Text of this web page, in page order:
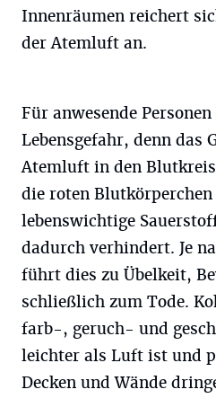
Innenräumen reichert
der Atemluft an.
Für anwesende
Lebensgefahr, denn das
Atemluft in den
die roten
lebenswichtige
dadurch verhindert. Je
führt dies zu Übelkeit,
schließlich zum Tode.
farb-, geruch- und
leichter als Luft ist und
Decken und Wände